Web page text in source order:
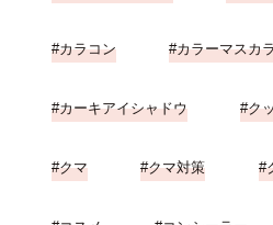
カラコン カラーマスカ
カーキアイシャドウ ク
クマ クマ対策